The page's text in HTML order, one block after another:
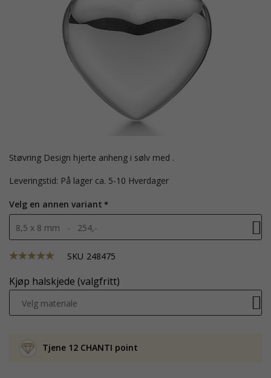
Støvring Design hjerte anheng i sølv med .
Leveringstid: På lager ca. 5-10 Hverdager
Velg en annen variant
8,5 x 8 mm - 254,-
SKU 248475
Kjøp halskjede (valgfritt)
Velg materiale
Tjene 12 CHANTI point